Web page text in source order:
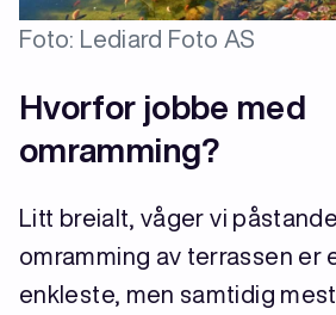
Foto: Lediard Foto AS
Hvorfor jobbe med
omramming?
Litt breialt, våger vi
omramming av terrassen er
enkleste, men samtidig